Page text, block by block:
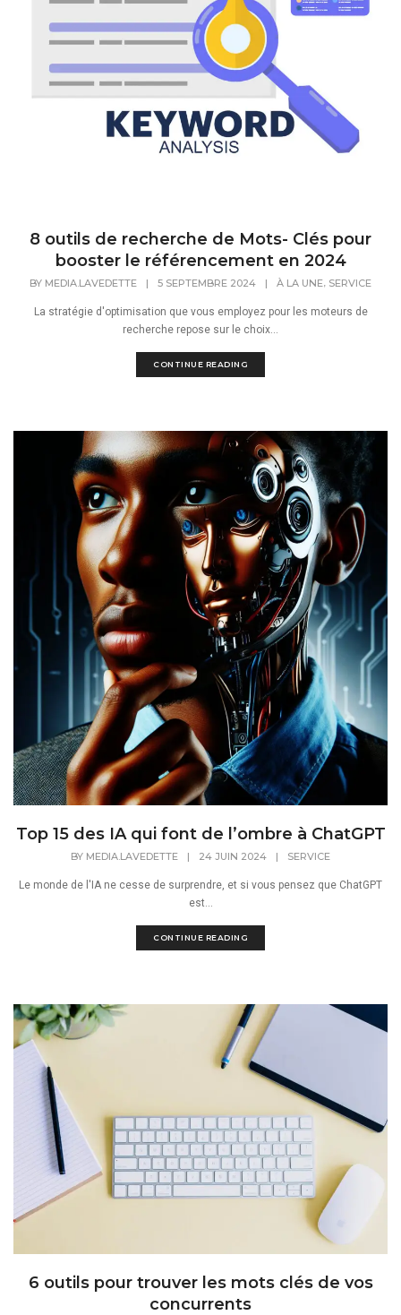
8 outils de recherche de Mots- Clés pour
booster le référencement en 2024
BY MEDIA.LAVEDETTE | 5 SEPTEMBRE 2024 | À LA UNE, SERVICE
La stratégie d'optimisation que vous employez pour les moteurs de
recherche repose sur le choix...
CONTINUE READING
Top 15 des IA qui font de l’ombre à ChatGPT
BY MEDIA.LAVEDETTE | 24 JUIN 2024 | SERVICE
Le monde de l'IA ne cesse de surprendre, et si vous pensez que ChatGPT
est...
CONTINUE READING
6 outils pour trouver les mots clés de vos
concurrents